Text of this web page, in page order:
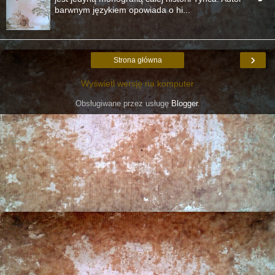
barwnym językiem opowiada o hi...
›
Strona główna
Wyświetl wersję na komputer
Obsługiwane przez usługę Blogger.